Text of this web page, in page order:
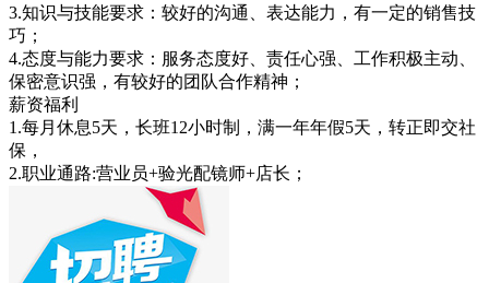
3.知识与技能要求：较好的沟通、表达能力，有一定的销售技
巧；
4.态度与能力要求：服务态度好、责任心强、工作积极主动、
保密意识强，有较好的团队合作精神；
薪资福利
1.每月休息5天，长班12小时制，满一年年假5天，转正即交社
保，
2.职业通路:营业员+验光配镜师+店长；